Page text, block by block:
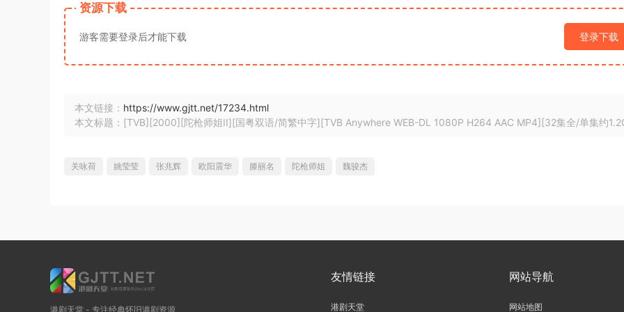
资源下载
游客需要登录后才能下载 登录下载
本文链接： https://www.gjtt.net/17234.html
本文标题：[TVB][2000][陀枪师姐II][国粤双语/简繁中字][TVB Anywhere WEB-DL 1080P H264 AAC MP4][32集全/单集约
关咏荷 姚莹莹 张兆辉 欧阳震华 滕丽名 陀枪师姐 魏骏杰
港剧天堂 - 专注经典怀旧港剧资源
友情链接
港剧天堂
网站导航
网站地图